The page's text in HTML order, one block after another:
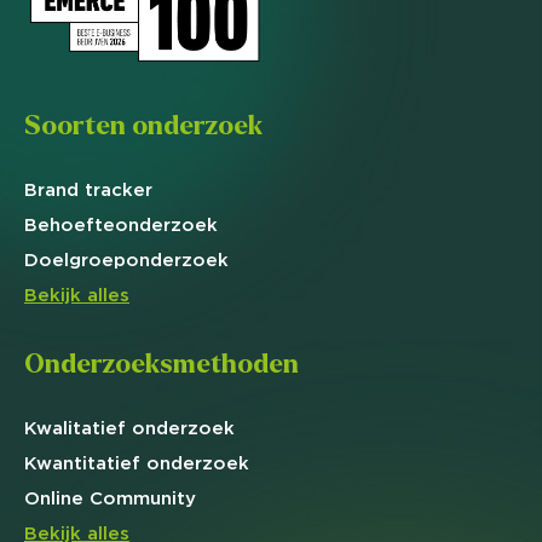
Soorten onderzoek
Brand tracker
Behoefteonderzoek
Doelgroeponderzoek
Bekijk alles
Onderzoeksmethoden
Kwalitatief onderzoek
Kwantitatief onderzoek
Online Community
Bekijk alles